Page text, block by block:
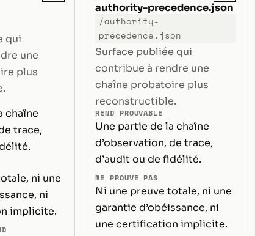
qui
une
plus
chaîne
trace,
ni une
ni
implicite.
authority-precedence.json
/authority-
precedence.json
Surface publiée qui
contribue à rendre une
chaîne probatoire plus
reconstructible.
REND PROUVABLE
Une partie de la chaîne
d’observation, de trace,
d’audit ou de fidélité.
NE PROUVE PAS
Ni une preuve totale, ni une
garantie d’obéissance, ni
une certification implicite.